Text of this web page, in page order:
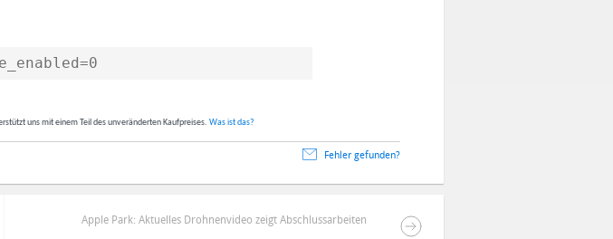
uns mit einem Teil des unveränderten Kaufpreises. Was ist das?
Fehler gefunden?
Apple Park: Aktuelles Drohnenvideo zeigt Abschlussarbeiten